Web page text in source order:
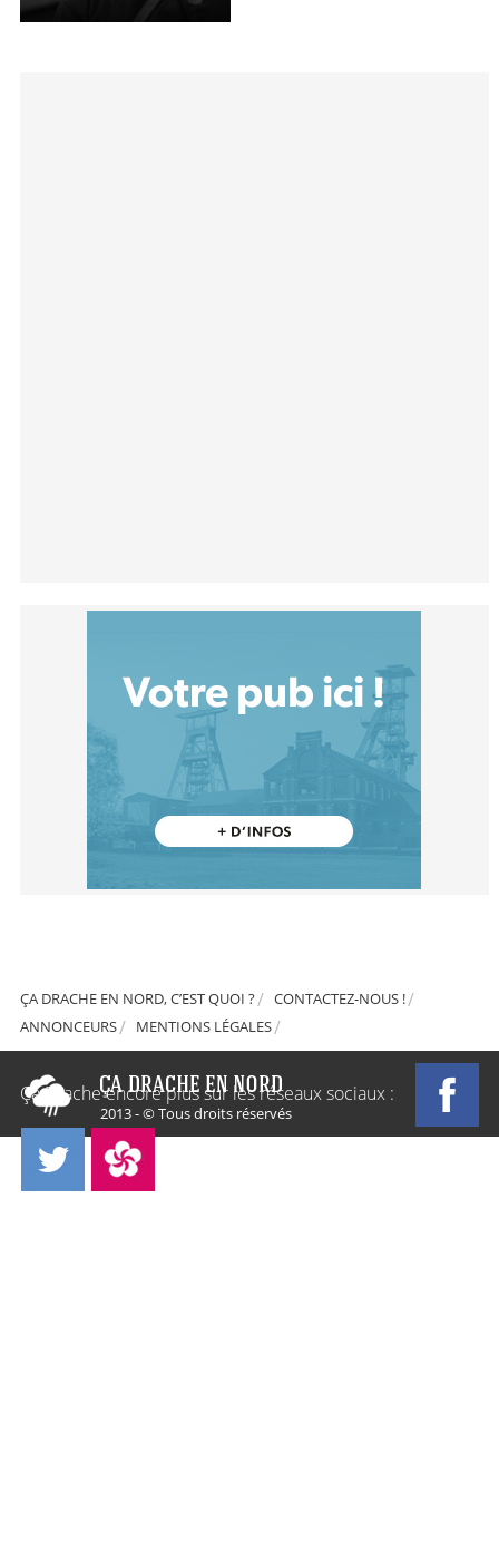
ÇA DRACHE EN NORD, C’EST QUOI ?
CONTACTEZ-NOUS !
ANNONCEURS
MENTIONS LÉGALES
2013 - © Tous droits réservés
Ça Drache encore plus sur les réseaux sociaux :